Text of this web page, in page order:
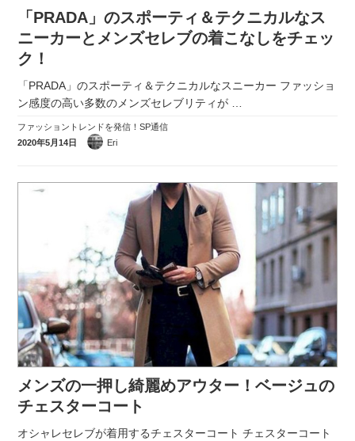
「PRADA」のスポーティ＆テクニカルなス
ニーカーとメンズセレブの着こなしをチェッ
ク！
「PRADA」のスポーティ＆テクニカルなスニーカー ファッショ
ン感度の高い多数のメンズセレブリティが …
ファッショントレンドを発信！SP通信
2020年5月14日
Eri
メンズの一押し綺麗めアウター！ベージュの
チェスターコート
オシャレセレブが着用するチェスターコート チェスターコート